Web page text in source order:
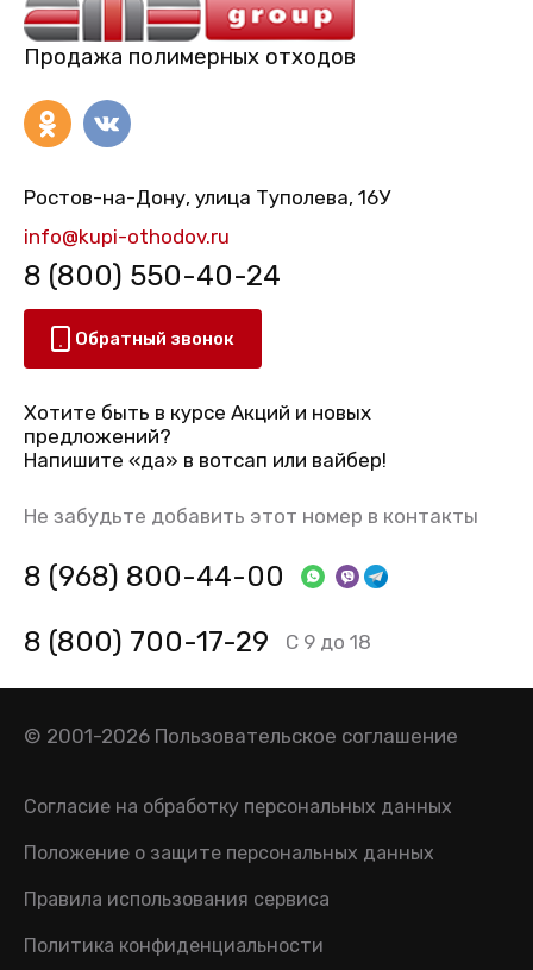
Продажа полимерных отходов
Ростов-на-Дону, улица Туполева, 16У
info@kupi-othodov.ru
8 (800) 550-40-24
Обратный звонок
Хотите быть в курсе Акций и новых
предложений?
Напишите «да» в вотсап или вайбер!
Не забудьте добавить этот номер в контакты
8 (968) 800-44-00
8 (800) 700-17-29
С 9 до 18
© 2001-2026 Пользовательское соглашение
Согласие на обработку персональных данных
Положение о защите персональных данных
Правила использования сервиса
Политика конфиденциальности